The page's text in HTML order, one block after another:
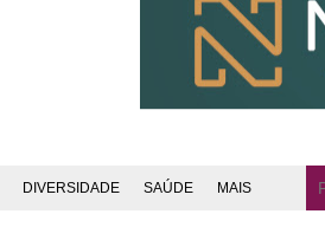
DIVERSIDADE SAÚDE MAIS